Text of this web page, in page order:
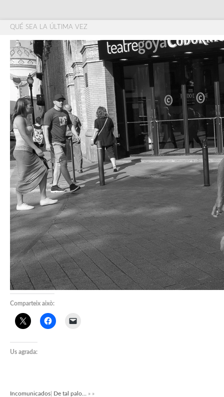
QUÉ SEA LA ÚLTIMA VEZ
Comparteix això:
Us agrada:
Incomunicados De tal palo… » »